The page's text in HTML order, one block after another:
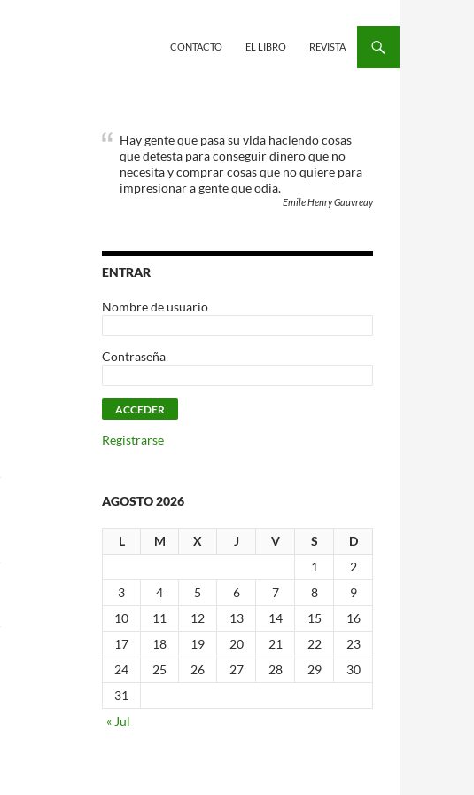
CONTACTO EL LIBRO REVISTA
Hay gente que pasa su vida haciendo cosas
que detesta para conseguir dinero que no
necesita y comprar cosas que no quiere para
impresionar a gente que odia.
Emile Henry Gauvreay
ENTRAR
Nombre de usuario
Contraseña
Registrarse
AGOSTO 2026
L M X J V S
D
1
2
3
4 5 6 7 8
9
10
11 12 13 14 15
16
17
18 19 20 21 22
23
24
25 26 27 28 29
30
31
« Jul